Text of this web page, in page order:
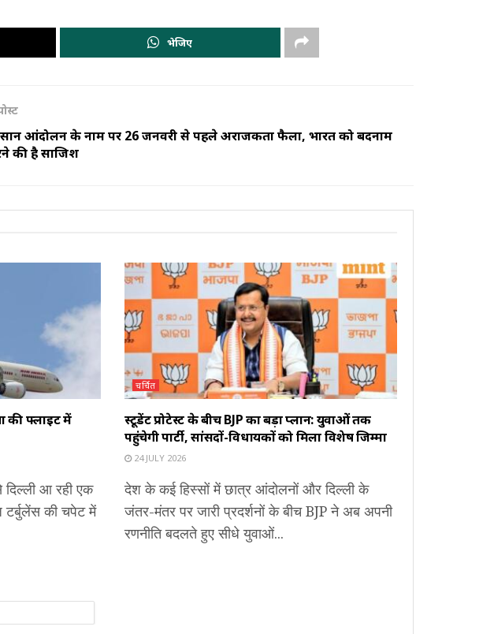
भेजिए
आंदोलन के नाम पर 26 जनवरी से पहले अराजकता फैला, भारत को बदनाम
की है साजिश
की फ्लाइट में
आ रही एक
की चपेट में
चर्चित
स्टूडेंट प्रोटेस्ट के बीच BJP का बड़ा प्लान: युवाओं तक
पहुंचेगी पार्टी, सांसदों-विधायकों को मिला विशेष जिम्मा
24 JULY 2026
देश के कई हिस्सों में छात्र आंदोलनों और दिल्ली के
जंतर-मंतर पर जारी प्रदर्शनों के बीच BJP ने अब अपनी
रणनीति बदलते हुए सीधे युवाओं...